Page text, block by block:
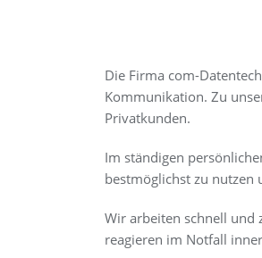
Die Firma com-
Kommunikation. Zu
Privatkunden.
Im ständigen
bestmöglichst zu nutzen
Wir arbeiten schnell und
reagieren im Notfall